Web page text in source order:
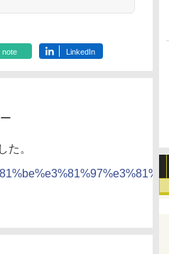
note LinkedIn
た。